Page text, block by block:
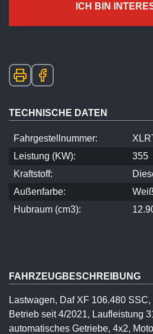
ICH BIN
TECHNISCHE DATEN
Fahrgestellnummer:
Leistung (KW):
355
Kraftstoff:
Außenfarbe:
Hubraum (cm3):
FAHRZEUGBESCHREIBUNG
Lastwagen, Daf XF 106.480
Betrieb seit 4/2021, Laufleistung
automatisches Getriebe, 4x2,